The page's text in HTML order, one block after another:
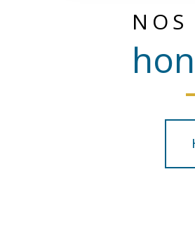
NOS